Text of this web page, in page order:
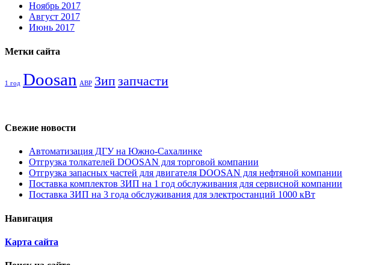
Ноябрь 2017
Август 2017
Июнь 2017
Метки сайта
1 год Doosan АВР Зипзапчасти
Свежие новости
Автоматизация ДГУ на Южно-Сахалинке
Отгрузка толкателей DOOSAN для торговой компании
Отгрузка запасных частей для двигателя DOOSAN для нефтяной компании
Поставка комплектов ЗИП на 1 год обслуживания для сервисной компании
Поставка ЗИП на 3 года обслуживания для электростанций 1000 кВт
Навигация
Карта сайта